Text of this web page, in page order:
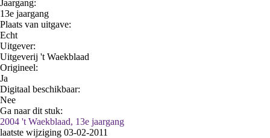
Jaargang:
13e jaargang
Plaats van uitgave:
Echt
Uitgever:
Uitgeverij 't Waekblaad
Origineel:
Ja
Digitaal beschikbaar:
Nee
Ga naar dit stuk:
2004 't Waekblaad, 13e jaargang
laatste wijziging 03-02-2011